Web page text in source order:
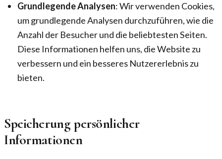
Grundlegende Analysen: Wir verwenden Cookies,
um grundlegende Analysen durchzuführen, wie die
Anzahl der Besucher und die beliebtesten Seiten.
Diese Informationen helfen uns, die Website zu
verbessern und ein besseres Nutzererlebnis zu
bieten.
Speicherung persönlicher
Informationen